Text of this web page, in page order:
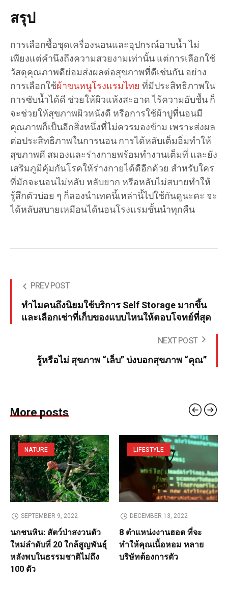
สรุป
การเลือกซื้อชุดเครื่องนอนและอุปกรณ์อาบน้ำ ไม่
เพียงแต่คำนึงถึงความสวยงามเท่านั้น แต่การเลือกใช้
วัสดุคุณภาพดีย่อมส่งผลต่อสุขภาพที่ดีเช่นกัน อย่าง
การเลือกใช้ผ้าขนหนูโรงแรมไทย ที่มีประสิทธิภาพใน
การซับน้ำได้ดี ช่วยให้ผิวแห้งสะอาด ไร้ความอับชื้น ก็
จะช่วยให้สุขภาพผิวหนังดี หรือการใช้ผ้าปูที่นอนมี
คุณภาพก็เป็นอีกสิ่งหนึ่งที่ไม่ควรมองข้าม เพราะส่งผล
ต่อประสิทธิภาพในการนอน การได้หลับเต็มอิ่มทำให้
สุขภาพดี สมองและร่างกายพร้อมทำงานเต็มที่ และยัง
เสริมภูมิคุ้มกันโรคให้ร่างกายได้ดีอีกด้วย สำหรับใคร
ที่มักจะนอนไม่หลับ หลับยาก หรือหลับไม่สบายทำให้
รู้สึกตัวบ่อย ๆ ก็ลองนำเทคนี้เหล่านี้ไปใช้กันดูนะคะ จะ
ได้หลับสบายเหมือนได้นอนโรงแรมชั้นนำทุกคืน
PREV POST
ทำไมคนถึงนิยมใช้บริการ Self Storage มากขึ้น
และเลือกเช่าที่เก็บของแบบไหนให้ตอบโจทย์ที่สุด
NEXT POST
รู้หรือไม่ สุขภาพ “เล็บ” บ่งบอกสุขภาพ “คุณ”
More posts
NATURE
SEPTEMBER 9, 2022
นกชนหิน: สัตว์ป่าสงวนตัว
ใหม่ลำดับที่ 20 ใกล้สูญพันธุ์
หลังพบในธรรมชาติไม่ถึง
100 ตัว
LIFESTYLE
DECEMBER 13, 2022
8 ตำแหน่งงานฮอต ที่จะ
ทำให้คุณเนื้อหอม หลาย
บริษัทต้องการตัว